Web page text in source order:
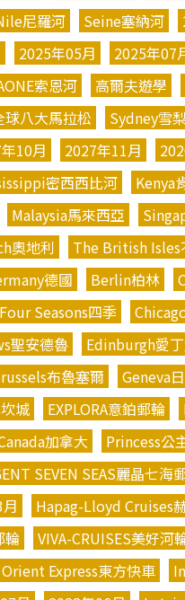
尼羅河 Seine塞納河
2025年05月 2025年07
索恩河 高爾夫遊學
球八大馬拉松 Sydney雪梨
10月 2027年11月
密西西比河 Kenya
Malaysia馬來西亞
奧地利 The British Isles
德國 Berlin柏林
Four Seasons四季
聖安德魯 Edinburgh愛
布魯塞爾 Geneva
城 EXPLORA意鉑郵輪
加拿大 Princess公
SEVEN SEAS麗晶七海
Hapag-Lloyd Cruises
輪 VIVA-CRUISES美好河
Orient Express東方快車